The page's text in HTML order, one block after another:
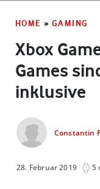
HOME » GAMING
Xbox
Games
inklusive
Constantin
28. Februar 2019 5